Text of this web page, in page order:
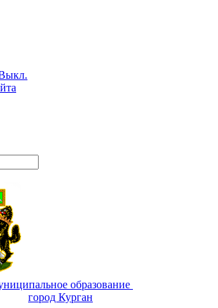
образование
город Курган